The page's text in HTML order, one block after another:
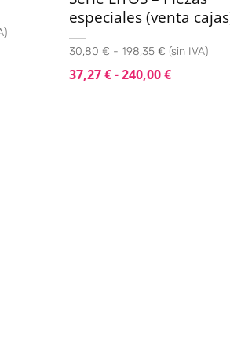
especiales (venta
30,80 € - 198,35 € (sin IVA)
37,27€ - 240,00€